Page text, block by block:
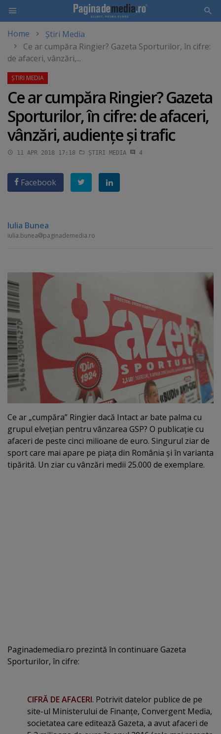
main
content
Home
Știri Media
Ce ar cumpăra Ringier? Gazeta Sporturilor, în cifre:
de afaceri, vânzări,...
Ce ar cumpăra Ringier? Gazeta
Sporturilor, în cifre: de afaceri,
vânzări, audienţe şi trafic
11 APR 2018 17:18 ȘTIRI MEDIA 4
Facebook
Iulia Bunea
iulia.bunea paginademedia.ro
Ce ar „cumpăra” Ringier dacă Intact ar bate palma cu
grupul elveţian pentru vânzarea GSP? O publicaţie cu
afaceri de peste cinci milioane de euro. Singurul ziar de
sport care mai apare pe piaţa din România şi în varianta
tipărită. Un ziar cu vânzări medii 25.000 de exemplare.
Paginademedia.ro prezintă în continuare Gazeta
Sporturilor, în cifre:
CIFRĂ DE AFACERI. Potrivit datelor publice de pe
site-ul Ministerului de Finanţe, Convergent Media,
societatea care editează Gazeta, a avut afaceri de